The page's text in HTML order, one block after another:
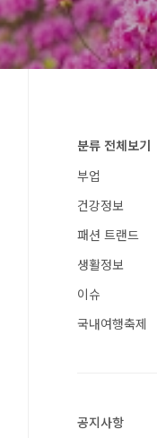
분류 전체보기
부업
건강정보
패션 트랜드
생활정보
이슈
국내여행축제
공지사항